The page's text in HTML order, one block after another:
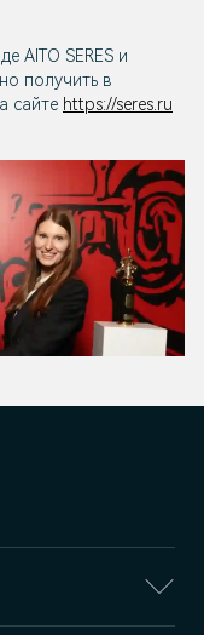
AITO SERES и
получить в
сайте https://seres.ru